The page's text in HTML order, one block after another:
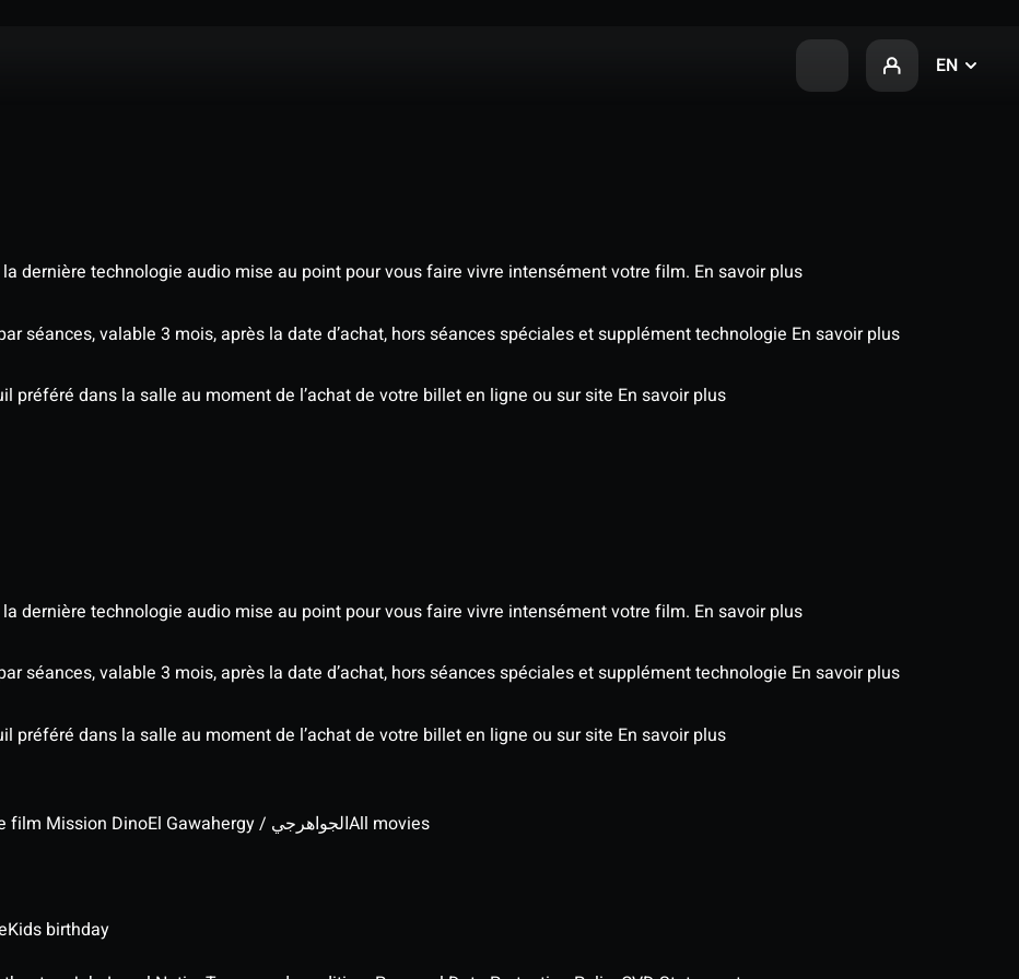
EN
dernière technologie audio mise au point pour vous faire vivre intensément votre film. En savoir plus
séances, valable 3 mois, après la date d’achat, hors séances spéciales et supplément technologie En savoir plus
dans la salle au moment de l’achat de votre billet en ligne ou sur site En savoir plus
dernière technologie audio mise au point pour vous faire vivre intensément votre film. En savoir plus
séances, valable 3 mois, après la date d’achat, hors séances spéciales et supplément technologie En savoir plus
dans la salle au moment de l’achat de votre billet en ligne ou sur site En savoir plus
film Mission Dino El Gawahergy / الجواهرجيAll movies
Kids birthday